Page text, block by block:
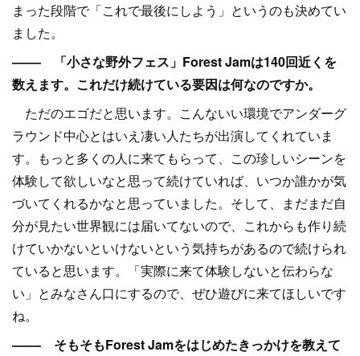
まった段階で「これで最後にしよう」というのも決めてい
ました。
–––– 「小さな野外フェス」Forest Jamは140回近くを
数えます。これだけ続けている要因は何なのですか。
ただのエゴだと思います。こんないい環境でアンダーグ
ラウンド中心とはいえ凄い人たちが出演してくれていま
す。もっと多くの人に来てもらって、この珍しいシーンを
体験して欲しいなと思って続けていれば、いつか誰かが気
づいてくれるかなと思っていました。そして、まだまだ自
分が見たい世界観には届いてないので、これからも作り続
けていかないといけないという気持ちがあるので続けられ
ていると思います。「実際に来て体験しないと伝わらな
い」とみなさん口にするので、ぜひ遊びに来てほしいです
ね。
–––– そもそもForest Jamをはじめたきっかけを教えて